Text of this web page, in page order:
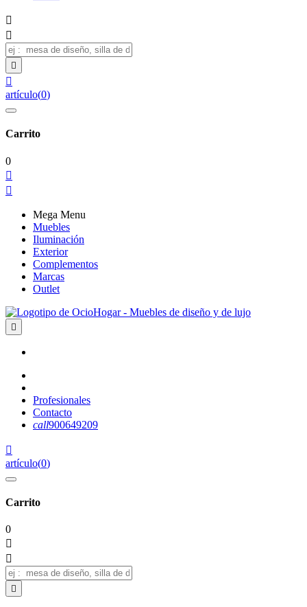




artículo(0)
Carrito
0


Mega Menu
Muebles
Iluminación
Exterior
Complementos
Marcas
Outlet

Profesionales
Contacto
call900649209

artículo(0)
Carrito
0


